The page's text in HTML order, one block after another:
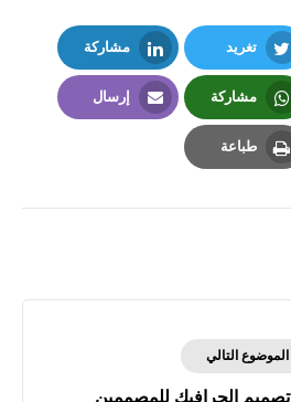
تغريد
Twitter
مشاركة
LinkedIn
مشاركة
Whatsapp
إرسال
طباعة
الموضوع التالي
تصميم الجرافيك للمصممين